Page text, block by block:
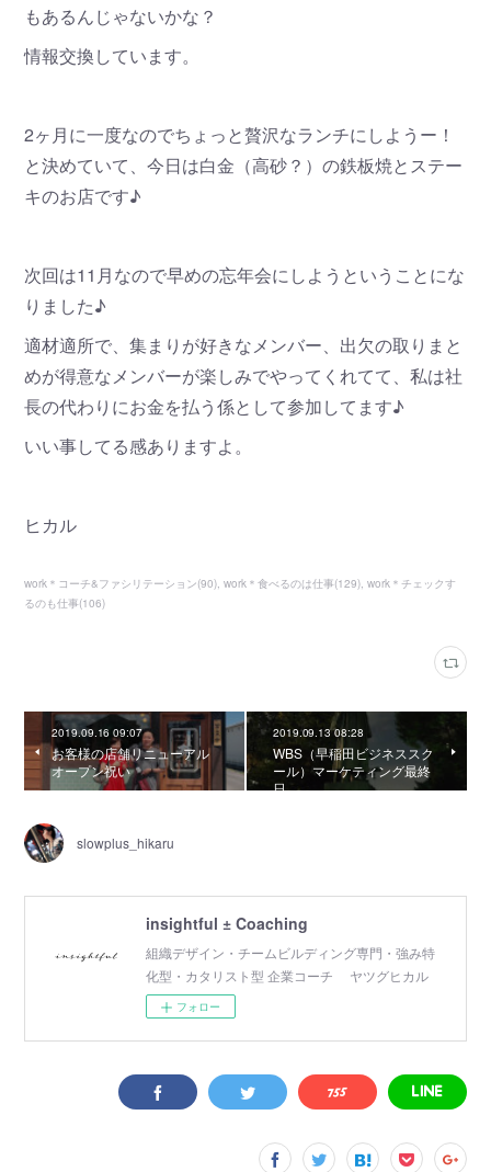
もあるんじゃないかな？
情報交換しています。
2ヶ月に一度なのでちょっと贅沢なランチにしようー！
と決めていて、今日は白金（高砂？）の鉄板焼とステー
キのお店です♪
次回は11月なので早めの忘年会にしようということにな
りました♪
適材適所で、集まりが好きなメンバー、出欠の取りまと
めが得意なメンバーが楽しみでやってくれてて、私は社
長の代わりにお金を払う係として参加してます♪
いい事してる感ありますよ。
ヒカル
work＊コーチ&ファシリテーション(90) work＊食べるのは仕事(129) work＊チェックす
るのも仕事(106)
2019.09.16 09:07
お客様の店舗リニューアル
オープン祝い
2019.09.13 08:28
WBS（早稲田ビジネススク
ール）マーケティング最終
日
slowplus_hikaru
insightful ± Coaching
組織デザイン・チームビルディング専門・強み特
化型・カタリスト型 企業コーチ ヤツグヒカル
フォロー